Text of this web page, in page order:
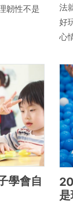
韌性不是
法
好
心
學會自
是